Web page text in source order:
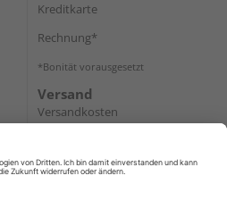
Kreditkarte
Rechnung*
*Bonität vorausgesetzt
Versand
Versandkosten